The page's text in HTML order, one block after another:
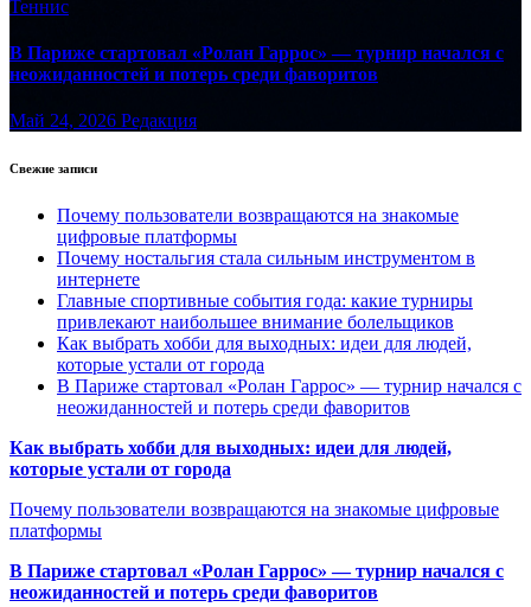
Теннис
В Париже стартовал «Ролан Гаррос» — турнир начался с
неожиданностей и потерь среди фаворитов
Май 24, 2026 Редакция
Свежие записи
Почему пользователи возвращаются на знакомые
цифровые платформы
Почему ностальгия стала сильным инструментом в
интернете
Главные спортивные события года: какие турниры
привлекают наибольшее внимание болельщиков
Как выбрать хобби для выходных: идеи для людей,
которые устали от города
В Париже стартовал «Ролан Гаррос» — турнир начался с
неожиданностей и потерь среди фаворитов
Как выбрать хобби для выходных: идеи для людей,
которые устали от города
Почему пользователи возвращаются на знакомые цифровые
платформы
В Париже стартовал «Ролан Гаррос» — турнир начался с
неожиданностей и потерь среди фаворитов